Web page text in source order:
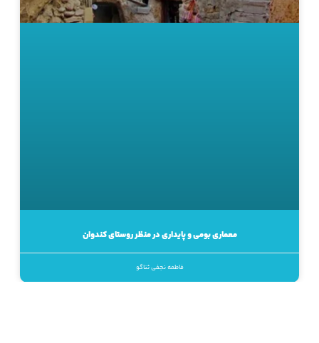
معماری بومی و پایداری در منظر روستای کندوان
فاطمه نجفی ثناگو